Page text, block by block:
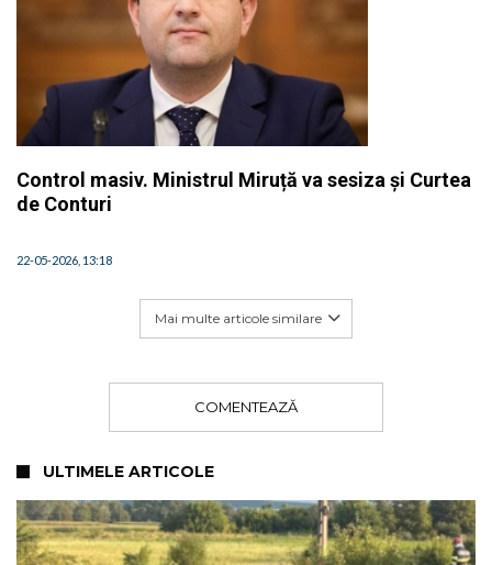
Control masiv. Ministrul Miruță va sesiza și Curtea
de Conturi
22-05-2026, 13:18
Mai multe articole similare
COMENTEAZĂ
ULTIMELE ARTICOLE